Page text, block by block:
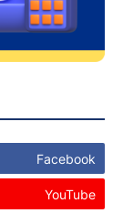
Facebook
YouTube